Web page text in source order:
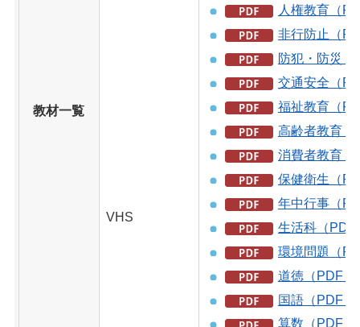
教材一覧
VHS
人権教育（
非行防止（
防犯・防災
交通安全（
福祉教育（
高齢者教育（
消費者教育（
保健衛生（
年中行事（
生活科（PDF
環境問題（
道徳（PDF：
国語（PDF：
算数（PDF：